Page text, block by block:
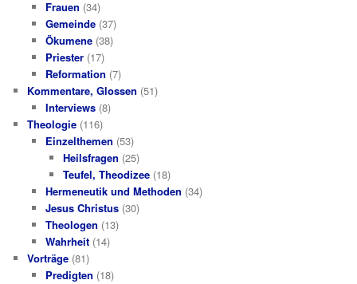
Frauen (34)
Gemeinde(37)
Ökumene(38)
Priester(17)
Reformation (7)
Kommentare, Glossen (51)
Interviews(8)
Theologie (116)
Einzelthemen (53)
Heilsfragen (25)
Teufel, Theodizee (18)
Hermeneutik und Methoden (34)
Jesus Christus(30)
Theologen (13)
Wahrheit(14)
Vorträge (81)
Predigten (18)